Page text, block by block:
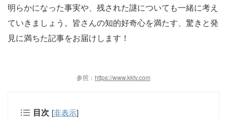
明らかになった事実や、残された謎についても一緒に考え
ていきましょう。皆さんの知的好奇心を満たす、驚きと発
見に満ちた記事をお届けします！
参照： https://www.kktv.com
目次 [非表示]